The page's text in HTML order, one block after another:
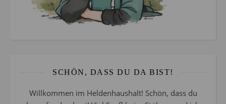
SCHÖN, DASS DU DA BIST!
Willkommen im Heldenhaushalt! Schön, dass du